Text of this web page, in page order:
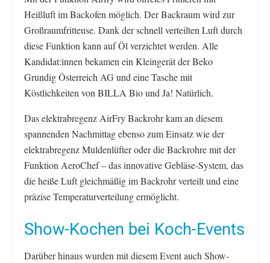
Heißluft im Backofen möglich. Der Backraum wird zur
Großraumfritteuse. Dank der schnell verteilten Luft durch
diese Funktion kann auf Öl verzichtet werden. Alle
Kandidat:innen bekamen ein Kleingerät der Beko
Grundig Österreich AG und eine Tasche mit
Köstlichkeiten von BILLA Bio und Ja! Natürlich.
Das elektrabregenz AirFry Backrohr kam an diesem
spannenden Nachmittag ebenso zum Einsatz wie der
elektrabregenz Muldenlüfter oder die Backrohre mit der
Funktion AeroChef – das innovative Gebläse-System, das
die heiße Luft gleichmäßig im Backrohr verteilt und eine
präzise Temperaturverteilung ermöglicht.
Show-Kochen bei Koch-Events
Darüber hinaus wurden mit diesem Event auch Show-